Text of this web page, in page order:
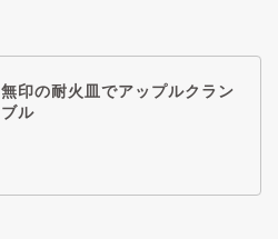
無印の耐火皿でアップルクラン
ブル